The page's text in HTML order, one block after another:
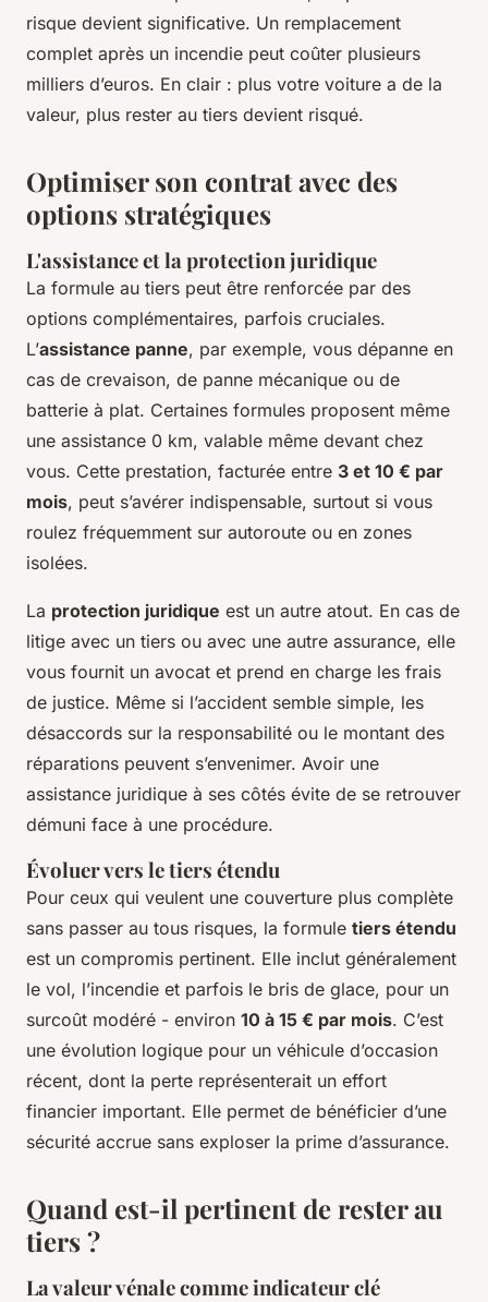
risque devient significative. Un remplacement
complet après un incendie peut coûter plusieurs
milliers d’euros. En clair : plus votre voiture a de la
valeur, plus rester au tiers devient risqué.
Optimiser son contrat avec des
options stratégiques
L'assistance et la protection juridique
La formule au tiers peut être renforcée par des
options complémentaires, parfois cruciales.
L’assistance panne, par exemple, vous dépanne en
cas de crevaison, de panne mécanique ou de
batterie à plat. Certaines formules proposent même
une assistance 0 km, valable même devant chez
vous. Cette prestation, facturée entre 3 et 10 € par
mois, peut s’avérer indispensable, surtout si vous
roulez fréquemment sur autoroute ou en zones
isolées.
La protection juridique est un autre atout. En cas de
litige avec un tiers ou avec une autre assurance, elle
vous fournit un avocat et prend en charge les frais
de justice. Même si l’accident semble simple, les
désaccords sur la responsabilité ou le montant des
réparations peuvent s’envenimer. Avoir une
assistance juridique à ses côtés évite de se retrouver
démuni face à une procédure.
Évoluer vers le tiers étendu
Pour ceux qui veulent une couverture plus complète
sans passer au tous risques, la formule tiers étendu
est un compromis pertinent. Elle inclut généralement
le vol, l’incendie et parfois le bris de glace, pour un
surcoût modéré - environ 10 à 15 € par mois. C’est
une évolution logique pour un véhicule d’occasion
récent, dont la perte représenterait un effort
financier important. Elle permet de bénéficier d’une
sécurité accrue sans exploser la prime d’assurance.
Quand est-il pertinent de rester au
tiers ?
La valeur vénale comme indicateur clé